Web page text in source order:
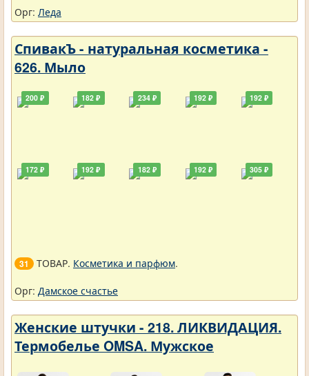
Орг: Леда
СпивакЪ - натуральная косметика -
626. Мыло
200 ₽
172 ₽
182 ₽
192 ₽
234 ₽
182 ₽
192 ₽
192 ₽
192 ₽
305 ₽
31 ТОВАР. Косметика и парфюм.
Орг: Дамское счастье
Женские штучки - 218. ЛИКВИДАЦИЯ.
Термобелье OMSA. Мужское